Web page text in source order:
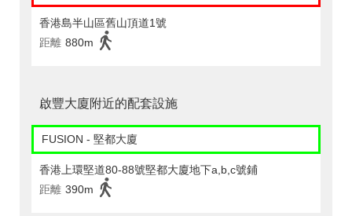
香港島半山區舊山頂道1號
距離 880m
啟豐大廈附近的配套設施
FUSION - 堅都大廈
香港上環堅道80-88號堅都大廈地下a,b,c號鋪
距離 390m